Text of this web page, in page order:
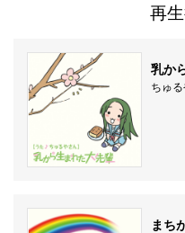
再
乳か
ちゅ
まち